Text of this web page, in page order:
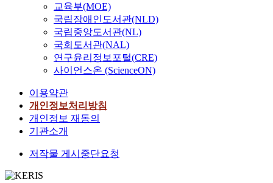
교육부(MOE)
국립장애인도서관(NLD)
국립중앙도서관(NL)
국회도서관(NAL)
연구윤리정보포털(CRE)
사이언스온 (ScienceON)
이용약관
개인정보처리방침
개인정보 재동의
기관소개
저작물 게시중단요청